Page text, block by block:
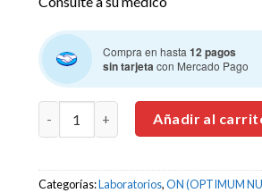
Compra en hasta12 pagos
sin tarjetacon Mercado Pago
OPTIMUM NUTRITIONAñadir al
Categorías:Laboratorios,ON (OPTIMUM